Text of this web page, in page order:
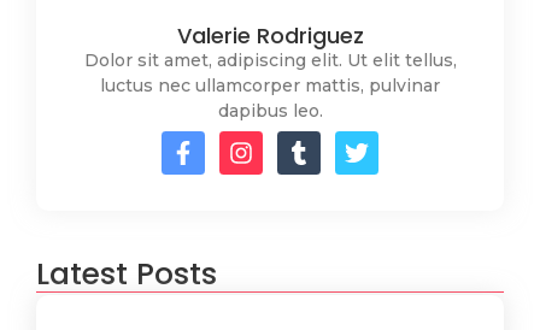
Valerie Rodriguez
Dolor sit amet, adipiscing elit. Ut elit tellus,
luctus nec ullamcorper mattis, pulvinar
dapibus leo.
Latest Posts